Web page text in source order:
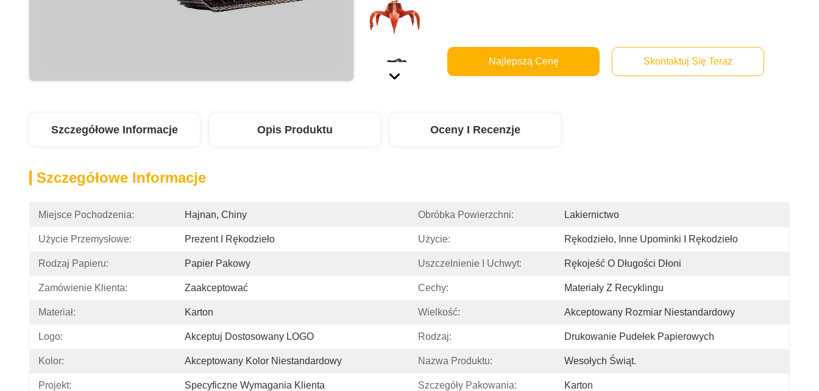
Najlepszą Cenę Skontaktuj Się Teraz
Szczegółowe Informacje Opis Produktu Oceny I Recenzje
Szczegółowe Informacje
Miejsce Pochodzenia: Hajnan, Chiny Obróbka Powierzchni: Lakiernictwo
Użycie Przemysłowe: Prezent I Rękodzieło Użycie: Rękodzieło, Inne Upominki I Rękodzieło
Rodzaj Papieru: Papier Pakowy Uszczelnienie I Uchwyt: Rękojeść O Długości Dłoni
Zamówienie Klienta: Zaakceptować Cechy: Materiały Z Recyklingu
Materiał: Karton Wielkość: Akceptowany Rozmiar Niestandardowy
Logo: Akceptuj Dostosowany LOGO Rodzaj: Drukowanie Pudełek Papierowych
Kolor: Akceptowany Kolor Niestandardowy Nazwa Produktu: Wesołych Świąt.
Projekt: Specyficzne Wymagania Klienta Szczegóły Pakowania: Karton